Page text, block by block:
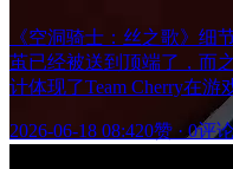
《空洞骑士：丝之歌》细
茧已经被送到顶端了，而
计体现了Team Cherry在
2026-06-18 08:420赞 · 0评